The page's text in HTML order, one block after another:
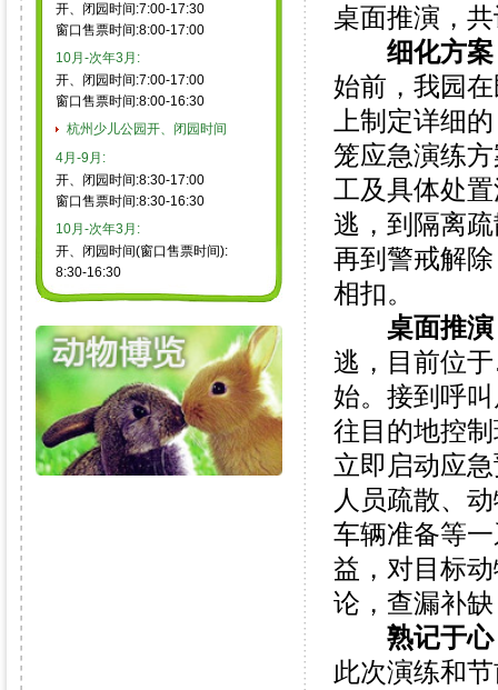
开、闭园时间:7:00-17:30
窗口售票时间:8:00-17:00
10月-次年3月:
开、闭园时间:7:00-17:00
窗口售票时间:8:00-16:30
杭州少儿公园开、闭园时间
4月-9月:
开、闭园时间:8:30-17:00
窗口售票时间:8:30-16:30
10月-次年3月:
开、闭园时间(窗口售票时间):
8:30-16:30
桌面推演，
细化方
始前，我园
上制定详细
笼应急演练
工及具体处
逃，到隔离
再到警戒解
相扣。
桌面推
逃，目前位
始。接到呼
往目的地控
立即启动应
人员疏散、
车辆准备等
益，对目标
论，查漏补
熟记于
此次演练和